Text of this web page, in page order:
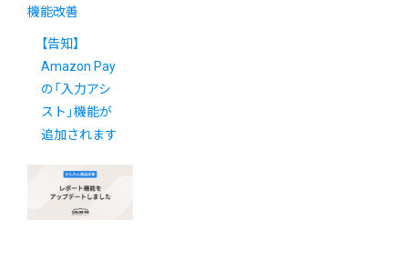
機能改善
【告知】
Amazon Pay
の「入力アシ
スト」機能が
追加されます